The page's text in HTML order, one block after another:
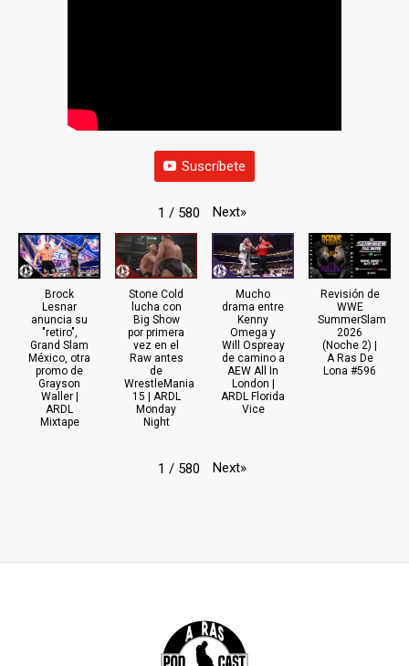
Suscríbete
1 / 580 Next»
Brock
Lesnar
anuncia su
"retiro",
Grand Slam
México, otra
promo de
Grayson
Waller |
ARDL
Mixtape
Stone Cold
lucha con
Big Show
por primera
vez en el
Raw antes
de
WrestleMania
15 | ARDL
Monday
Night
Mucho
drama entre
Kenny
Omega y
Will Ospreay
de camino a
AEW All In
London |
ARDL Florida
Vice
Revisión de
WWE
SummerSlam
2026
(Noche 2) |
A Ras De
Lona #596
1 / 580 Next»